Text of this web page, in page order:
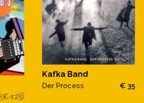
(€ 125)
Kafka Band
Der Process € 35